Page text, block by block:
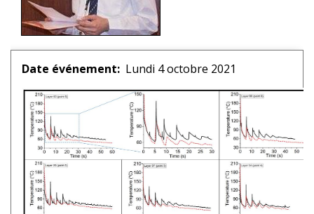
Date événement Lundi 4 octobre 2021